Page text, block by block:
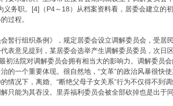
务职。[4]（P4～18）从档案资料看，居委会建立的
过程。
行组织条例》，规定居委会设立调解委员会，受居
表意见提到，某居委会选举产生调解委员委员，次日
初法院对调解委员会拥有相当大的影响力。调解委员
的一个重要体现。很自然地，“文革”的政治风暴很快
情况下，离婚、“断绝父母子女关系”行为不仅得不到
只能为其吞没。里弄福利委员会被全部砍掉也是出于同